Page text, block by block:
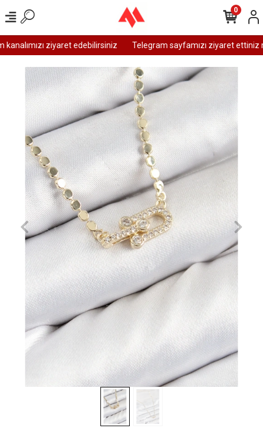
ziyaret edebilirsiniz Telegram sayfamızı ziyaret ettiniz
0